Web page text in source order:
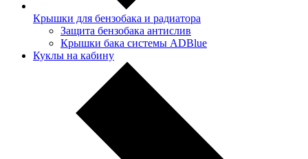
Крышки для бензобака и радиатора
Защита бензобака антислив
Крышки бака системы ADBlue
Куклы на кабину